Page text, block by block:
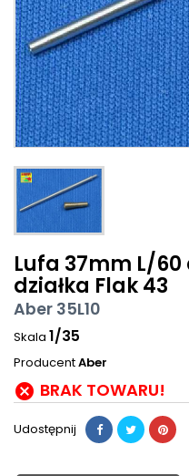
Lufa 37mm L/
działka Flak 43
Aber 35L10
Skala 1/35
ProducentAber
 BRAK TOWARU!
Udostępnij